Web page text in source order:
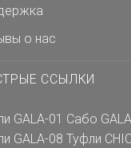
о нас
ССЫЛКИ
GALA-01 Сабо GALA
GALA-08 Туфли